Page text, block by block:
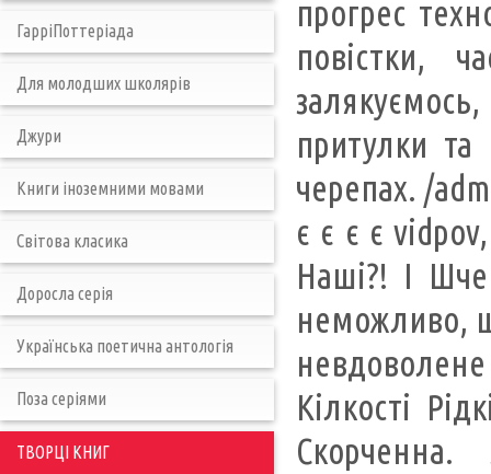
прогрес
повістки,
притулки
черепах. /
є є є є
Наші?! І
неможливо,
Кілкості
ГарріПоттеріада
Для молодших школярів
Джури
Книги іноземними мовами
Світова класика
Доросла серія
Українська поетична антологія
Поза серіями
ТВОРЦІ КНИГ